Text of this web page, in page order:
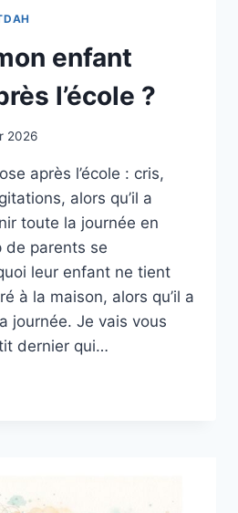
enfant
l’école ?
2026
après l’école : cris,
alors qu’il a
toute la journée en
de parents se
leur enfant ne tient
à la maison, alors qu’il a
journée. Je vais vous
dernier qui…